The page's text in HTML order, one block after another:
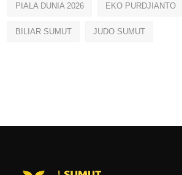
PIALA DUNIA 2026 EKO PURDJIANTO
BILIAR SUMUT JUDO SUMUT